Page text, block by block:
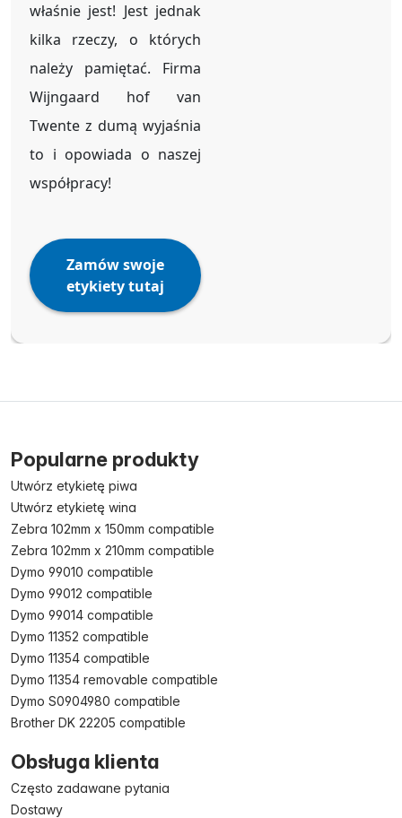
właśnie jest! Jest jednak
kilka rzeczy, o których
należy pamiętać. Firma
Wijngaard hof van
Twente z dumą wyjaśnia
to i opowiada o naszej
współpracy!
Zamów swoje
etykiety tutaj
Popularne produkty
Utwórz etykietę piwa
Utwórz etykietę wina
Zebra 102mm x 150mm compatible
Zebra 102mm x 210mm compatible
Dymo 99010 compatible
Dymo 99012 compatible
Dymo 99014 compatible
Dymo 11352 compatible
Dymo 11354 compatible
Dymo 11354 removable compatible
Dymo S0904980 compatible
Brother DK 22205 compatible
Obsługa klienta
Często zadawane pytania
Dostawy